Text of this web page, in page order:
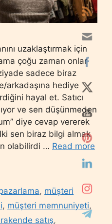
uzaklaştırmak için
çoğu zaman onlar
ziyade sadece biraz
arkadaşına hediye
hayal et. Satıcı
ve sen düşünmeden
diye cevap vererek
sen biraz bilgi almak
olabilirdi … Read more
, müşteri
, müşteri memnuniyeti,
satış,